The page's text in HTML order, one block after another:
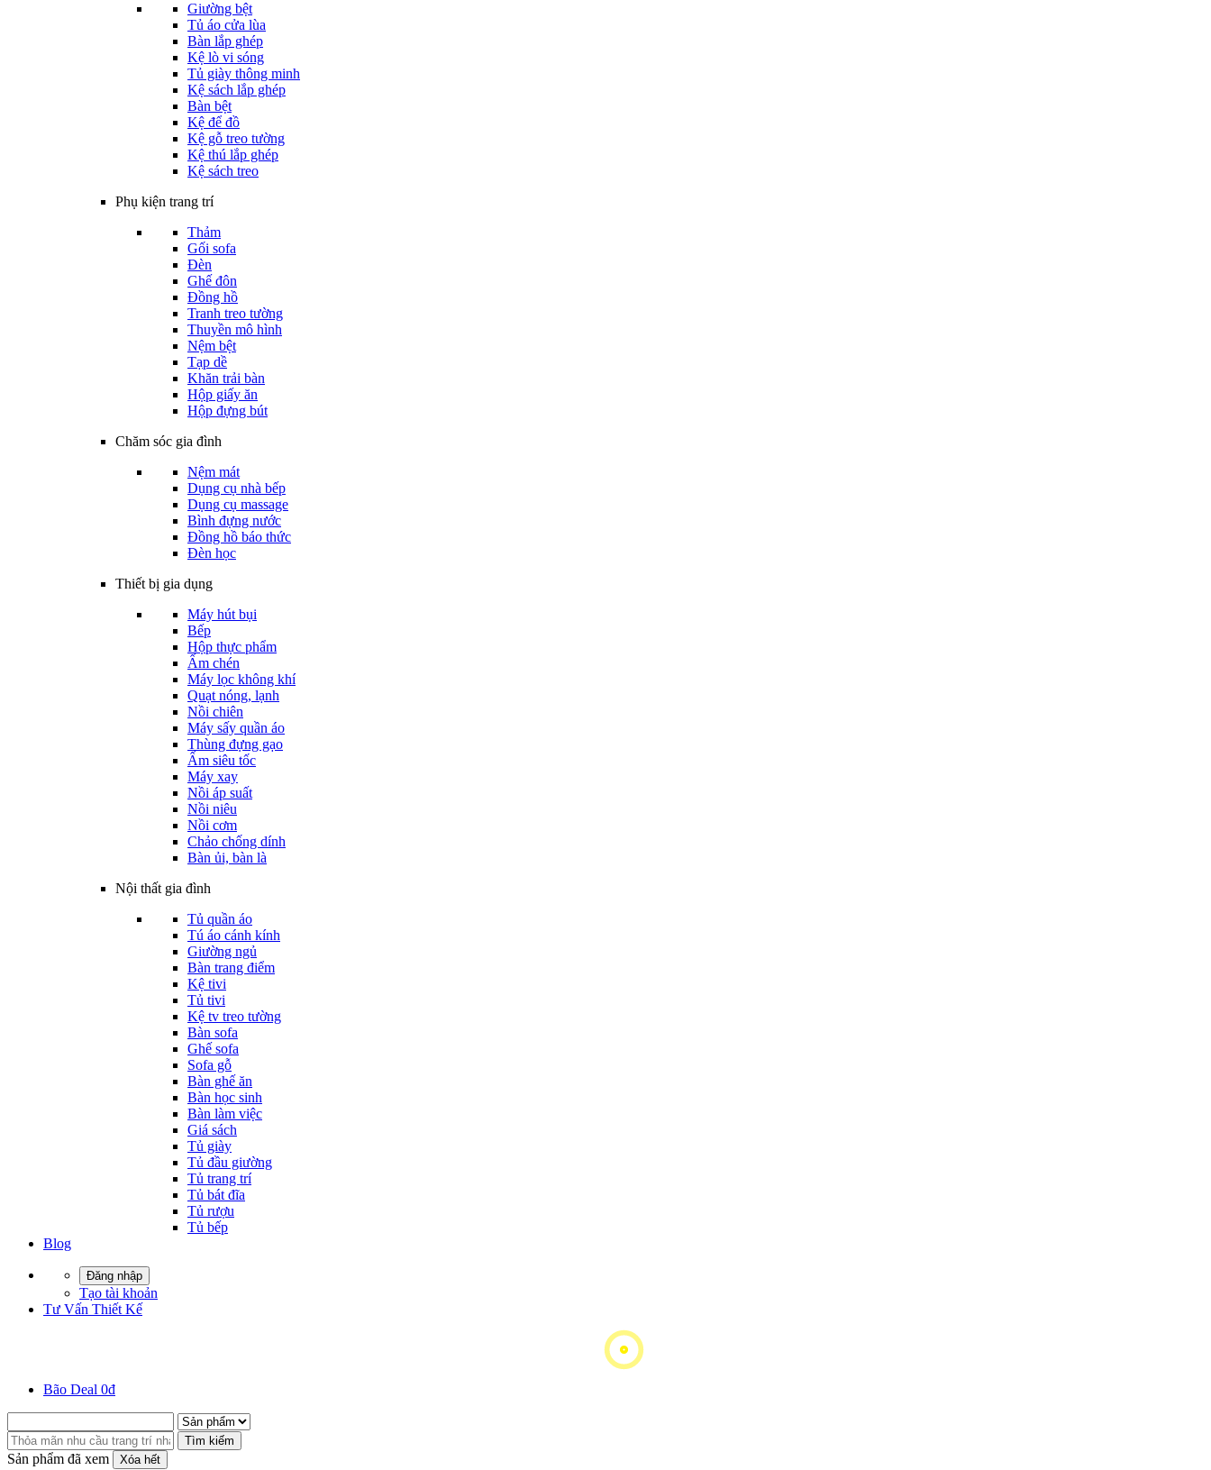
Giường bệt
Tủ áo cửa lùa
Bàn lắp ghép
Kệ lò vi sóng
Tủ giày thông minh
Kệ sách lắp ghép
Bàn bệt
Kệ để đồ
Kệ gỗ treo tường
Kệ thú lắp ghép
Kệ sách treo
Phụ kiện trang trí
Thảm
Gối sofa
Đèn
Ghế đôn
Đồng hồ
Tranh treo tường
Thuyền mô hình
Nệm bệt
Tạp dề
Khăn trải bàn
Hộp giấy ăn
Hộp đựng bút
Chăm sóc gia đình
Nệm mát
Dụng cụ nhà bếp
Dụng cụ massage
Bình đựng nước
Đồng hồ báo thức
Đèn học
Thiết bị gia dụng
Máy hút bụi
Bếp
Hộp thực phẩm
Ấm chén
Máy lọc không khí
Quạt nóng, lạnh
Nồi chiên
Máy sấy quần áo
Thùng đựng gạo
Ấm siêu tốc
Máy xay
Nồi áp suất
Nồi niêu
Nồi cơm
Chảo chống dính
Bàn ủi, bàn là
Nội thất gia đình
Tủ quần áo
Tú áo cánh kính
Giường ngủ
Bàn trang điểm
Kệ tivi
Tủ tivi
Kệ tv treo tường
Bàn sofa
Ghế sofa
Sofa gỗ
Bàn ghế ăn
Bàn học sinh
Bàn làm việc
Giá sách
Tủ giày
Tủ đầu giường
Tủ trang trí
Tủ bát đĩa
Tủ rượu
Tủ bếp
Blog
Đăng nhập
Tạo tài khoản
Tư Vấn Thiết Kế
Bão Deal 0đ
Tìm kiếm
Sản phẩm đã xem Xóa hết